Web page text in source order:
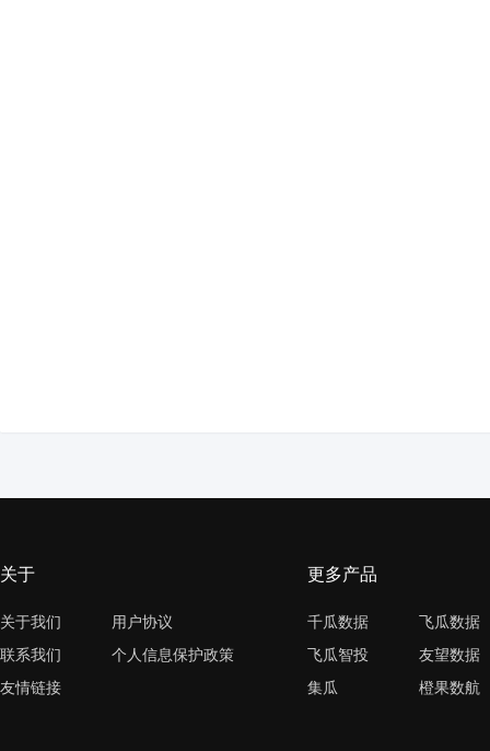
关于
关于我们
联系我们
友情链接
用户协议
个人信息保护政策
更多产品
千瓜数据
飞瓜智投
集瓜
飞瓜数据
友望数据
橙果数航